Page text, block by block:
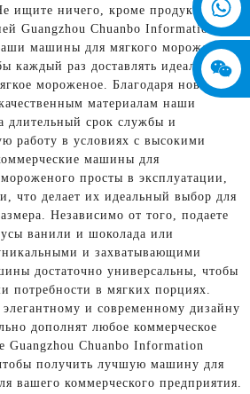
ищите ничего, кроме продуктов,
Guangzhou Chuanbo Information
машины для мягкого мороженого
каждый раз доставлять идеальное
мороженое. Благодаря новейшим
материалам наши
длительный срок службы и
работу в условиях с высокими
машины для
просты в эксплуатации,
что делает их идеальный выбор для
Независимо от того, подаете
ванили и шоколада или
и захватывающими
достаточно универсальны, чтобы
потребности в мягких порциях.
и современному дизайну
дополнят любое коммерческое
Guangzhou Chuanbo Information
получить лучшую машину для
вашего коммерческого предприятия.